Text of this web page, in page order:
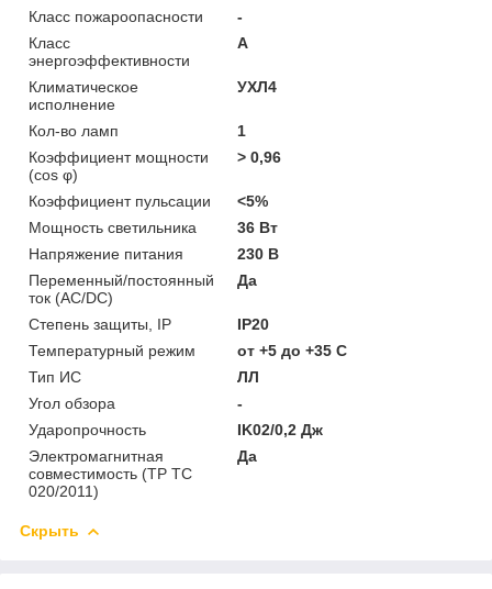
Класс пожароопасности
-
Класс
энергоэффективности
A
Климатическое
исполнение
УХЛ4
Кол-во ламп
1
Коэффициент мощности
(cos φ)
> 0,96
Коэффициент пульсации
<5%
Мощность светильника
36 Вт
Напряжение питания
230 В
Переменный/постоянный
ток (AC/DC)
Да
Степень защиты, IP
IP20
Температурный режим
от +5 до +35 C
Тип ИС
ЛЛ
Угол обзора
-
Ударопрочность
IK02/0,2 Дж
Электромагнитная
совместимость (ТР ТС
020/2011)
Да
Скрыть